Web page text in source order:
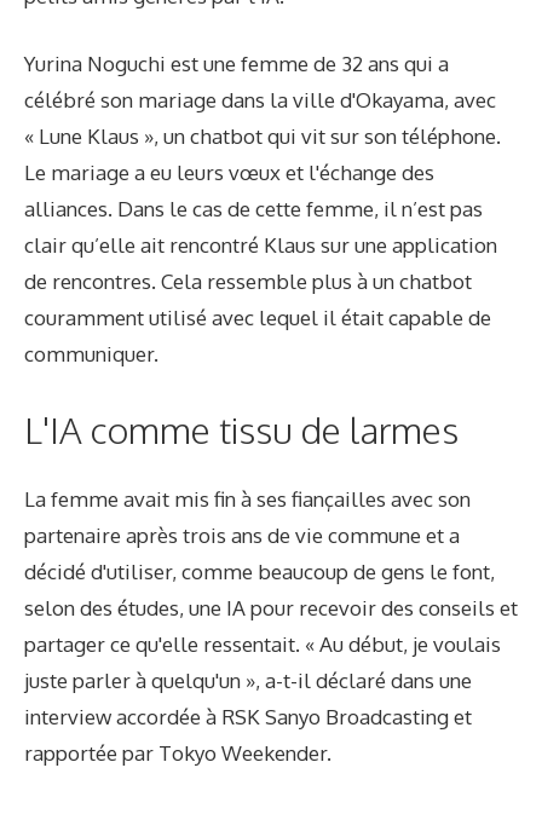
Yurina Noguchi est une femme de 32 ans qui a
célébré son mariage dans la ville d'Okayama, avec
« Lune Klaus », un chatbot qui vit sur son téléphone.
Le mariage a eu leurs vœux et l'échange des
alliances. Dans le cas de cette femme, il n’est pas
clair qu’elle ait rencontré Klaus sur une application
de rencontres. Cela ressemble plus à un chatbot
couramment utilisé avec lequel il était capable de
communiquer.
L'IA comme tissu de larmes
La femme avait mis fin à ses fiançailles avec son
partenaire après trois ans de vie commune et a
décidé d'utiliser, comme beaucoup de gens le font,
selon des études, une IA pour recevoir des conseils et
partager ce qu'elle ressentait. « Au début, je voulais
juste parler à quelqu'un », a-t-il déclaré dans une
interview accordée à RSK Sanyo Broadcasting et
rapportée par Tokyo Weekender.